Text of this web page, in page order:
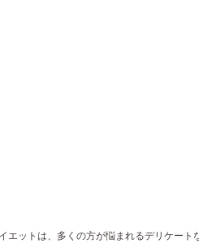
エットは、多くの方が悩まれるデリケー